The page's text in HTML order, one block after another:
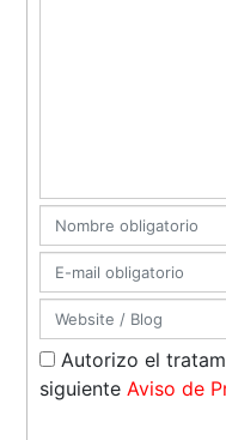
Autorizo el
siguienteAviso de